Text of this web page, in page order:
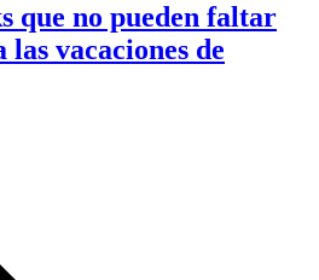
que no pueden faltar
vacaciones de